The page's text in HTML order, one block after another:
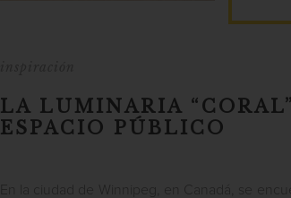
LA LUMINARIA
ESPACIO PÚBLICO